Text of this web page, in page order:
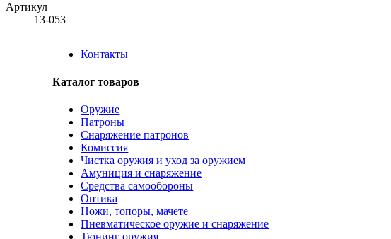
Артикул
13-053
Контакты
Каталог товаров
Оружие
Патроны
Снаряжение патронов
Комиссия
Чистка оружия и уход за оружием
Амуниция и снаряжение
Средства самообороны
Оптика
Ножи, топоры, мачете
Пневматическое оружие и снаряжение
Тюнинг оружия